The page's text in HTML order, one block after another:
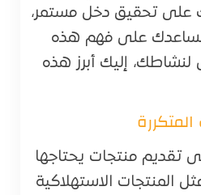
على تحقيق دخل مستمر،
على فهم هذه
لنشاطك، إليك أبرز هذه
تقديم منتجات يحتاجها
المنتجات الاستهلاكية